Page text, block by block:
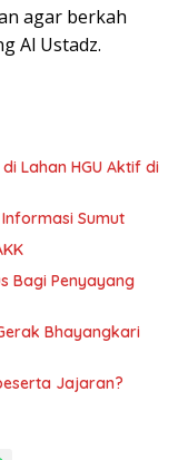
agar berkah
Al Ustadz.
Lahan HGU Aktif di
Sumut
Bagi Penyayang
Bhayangkari
Jajaran?